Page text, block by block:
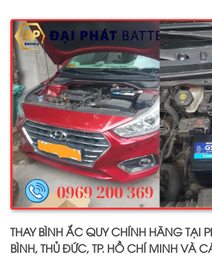
dân dụng từ các thương hiệu như: GS,
DELKOR, SOLITE, ENIMAC, BOSCH,
THAY BÌNH ẮC QUY CHÍNH HÃNG TẠI
BÌNH, THỦ ĐỨC, TP. HỒ CHÍ MINH VÀ